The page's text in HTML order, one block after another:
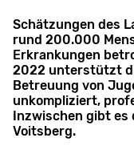
Schätzungen des
rund 200.000
Erkrankungen
2022 unterstützt
Betreuung von
unkompliziert,
Inzwischen gibt es
Voitsberg.